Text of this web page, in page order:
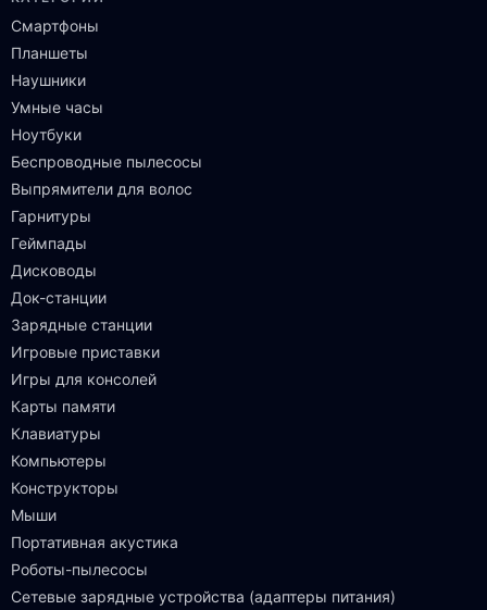
Смартфоны
Планшеты
Наушники
Умные часы
Ноутбуки
Беспроводные пылесосы
Выпрямители для волос
Гарнитуры
Геймпады
Дисководы
Док-станции
Зарядные станции
Игровые приставки
Игры для консолей
Карты памяти
Клавиатуры
Компьютеры
Конструкторы
Мыши
Портативная акустика
Роботы-пылесосы
Сетевые зарядные устройства (адаптеры питания)